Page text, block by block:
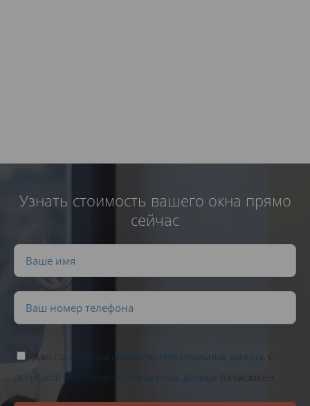
Узнать стоимость вашего окна прямо
сейчас
Даю согласие на обработку персональных данных . С
политикой обработки персональных данных ознакомлен.